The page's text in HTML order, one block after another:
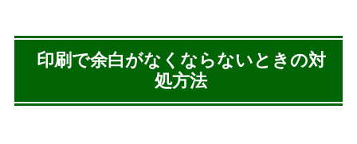
印刷で余白がなくならないときの対
処方法